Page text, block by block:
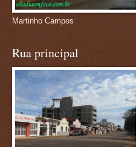
Martinho Campos
Rua principal